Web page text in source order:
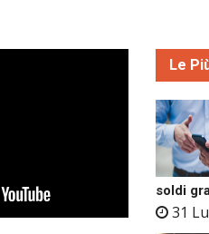
Le
soldi
31